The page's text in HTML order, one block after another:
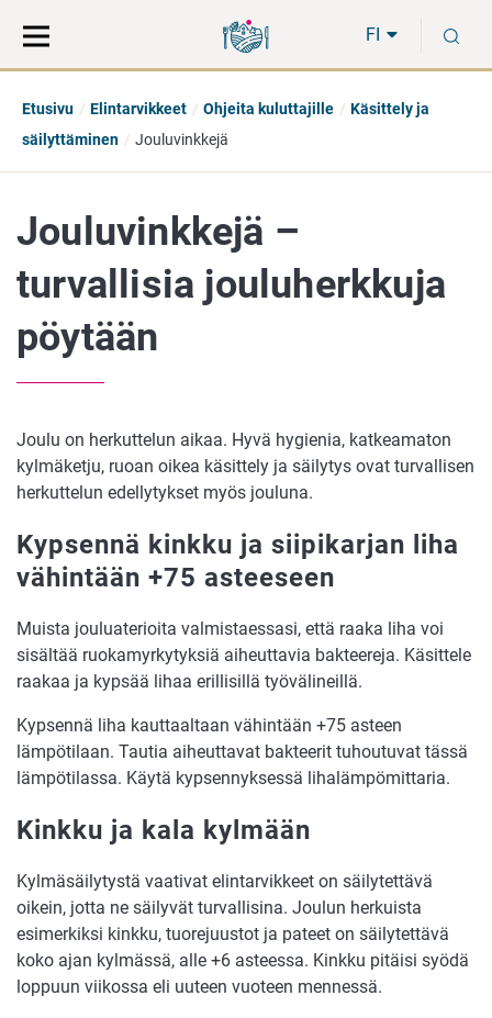
suoraan
sisältöön
koko
sivuston
FI
Etusivu Elintarvikkeet Ohjeita kuluttajille
Käsittely ja
säilyttäminen
Jouluvinkkejä
Jouluvinkkejä –
turvallisia jouluherkkuja
pöytään
Joulu on herkuttelun aikaa. Hyvä hygienia, katkeamaton
kylmäketju, ruoan oikea käsittely ja säilytys ovat turvallisen
herkuttelun edellytykset myös jouluna.
Kypsennä kinkku ja siipikarjan liha
vähintään +75 asteeseen
Muista jouluaterioita valmistaessasi, että raaka liha voi
sisältää ruokamyrkytyksiä aiheuttavia bakteereja. Käsittele
raakaa ja kypsää lihaa erillisillä työvälineillä.
Kypsennä liha kauttaaltaan vähintään +75 asteen
lämpötilaan. Tautia aiheuttavat bakteerit tuhoutuvat tässä
lämpötilassa. Käytä kypsennyksessä lihalämpömittaria.
Kinkku ja kala kylmään
Kylmäsäilytystä vaativat elintarvikkeet on säilytettävä
oikein, jotta ne säilyvät turvallisina. Joulun herkuista
esimerkiksi kinkku, tuorejuustot ja pateet on säilytettävä
koko ajan kylmässä, alle +6 asteessa. Kinkku pitäisi syödä
loppuun viikossa eli uuteen vuoteen mennessä.